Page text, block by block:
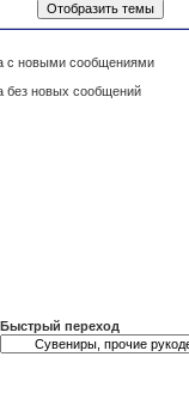
с новыми сообщениями
без новых сообщений
Быстрый переход